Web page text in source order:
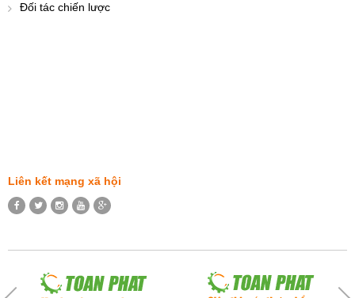
Đối tác chiến lược
Liên kết mạng xã hội